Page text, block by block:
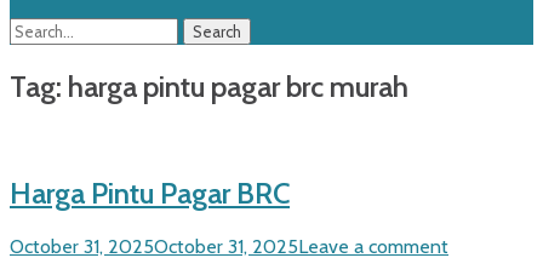
Search
Search
for:
Tag: harga pintu pagar brc murah
Harga Pintu Pagar BRC
Posted
October 31, 2025October 31, 2025Leave a comment